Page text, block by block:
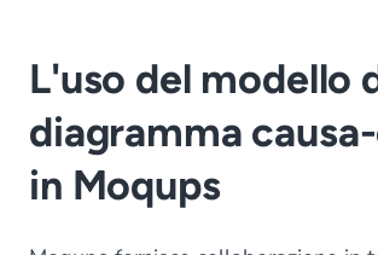
L'uso del modello
diagramma
in Moqups